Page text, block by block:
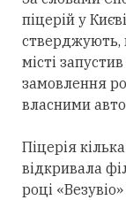
піцерій у
стверджують,
місті
замовлення
власними
Піцерія
відкривала
році